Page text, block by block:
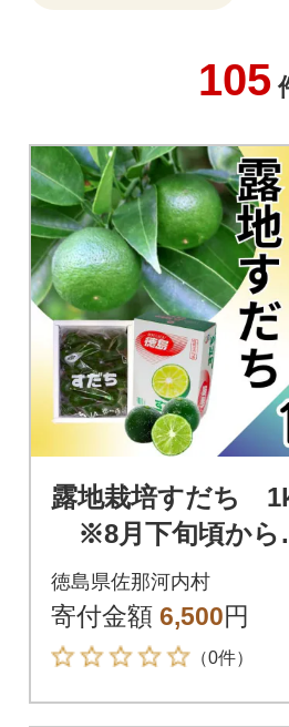
105
露地栽培すだち
※8月下旬頃から
送
徳島県佐那河内村
寄付金額 6,500円
（0件）